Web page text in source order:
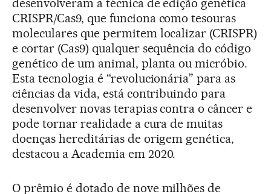
desenvolveram a técnica de edição genética
CRISPR/Cas9, que funciona como tesouras
moleculares que permitem localizar (CRISPR)
e cortar (Cas9) qualquer sequência do código
genético de um animal, planta ou micróbio.
Esta tecnologia é “revolucionária” para as
ciências da vida, está contribuindo para
desenvolver novas terapias contra o câncer e
pode tornar realidade a cura de muitas
doenças hereditárias de origem genética,
destacou a Academia em 2020.
O prêmio é dotado de nove milhões de